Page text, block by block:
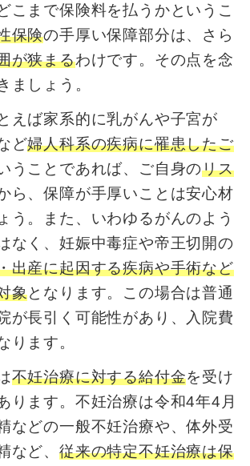
こまで保険料を払うかというこ
保険の手厚い保障部分は、さら
が狭まるわけです。その点を念
ましょう。
えば家系的に乳がんや子宮が
ど婦人科系の疾病に罹患したご
うことであれば、ご自身のリス
ら、保障が手厚いことは安心材
う。また、いわゆるがんのよう
なく、妊娠中毒症や帝王切開の
出産に起因する疾病や手術など
象となります。この場合は普通
が長引く可能性があり、入院費
ります。
不妊治療に対する給付金を受け
ります。不妊治療は令和4年4月
などの一般不妊治療や、体外受
など、 従来の特定不妊治療は保